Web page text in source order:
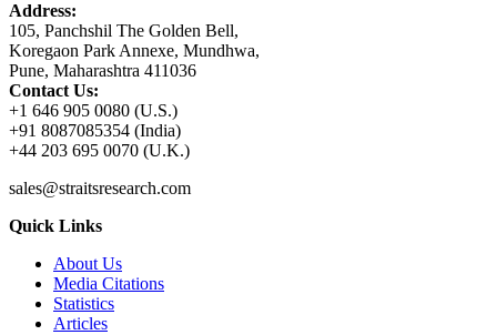
Address:
105, Panchshil The Golden Bell,
Koregaon Park Annexe, Mundhwa,
Pune, Maharashtra 411036
Contact Us:
+1 646 905 0080 (U.S.)
+91 8087085354 (India)
+44 203 695 0070 (U.K.)
sales@straitsresearch.com
Quick Links
About Us
Media Citations
Statistics
Articles